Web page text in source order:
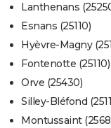
Lanthenans
Esnans (25110)
Hyèvre-Magny
Fontenotte (25110)
Orve (25430)
Silley-Bléfond
Montussaint